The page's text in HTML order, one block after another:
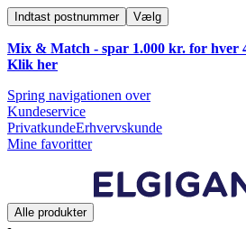
Indtast postnummer Vælg
Mix & Match - spar 1.000 kr. for hver
Klik her
Spring navigationen over
Kundeservice
PrivatkundeErhvervskunde
Mine favoritter
Alle produkter